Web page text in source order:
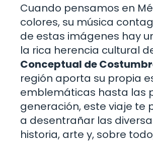
Cuando pensamos en
colores, su música
de estas imágenes hay
la rica herencia cultural
Conceptual de
región aporta su propia
emblemáticas hasta las
generación, este viaje te
a desentrañar las
historia, arte y, sobre